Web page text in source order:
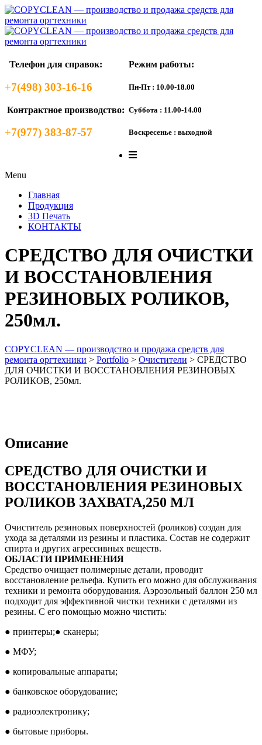
Телефон для справок:
+7(498) 303-16-16
Контрактное производство:
+7(977) 383-87-57
Режим работы:
Пн-Пт : 10.00-18.00
Суббота : 11.00-14.00
Воскресенье : выходной
Menu
Главная
Продукция
3D Печать
КОНТАКТЫ
СРЕДСТВО ДЛЯ ОЧИСТКИ
И ВОССТАНОВЛЕНИЯ
РЕЗИНОВЫХ РОЛИКОВ,
250мл.
COPYCLEAN — производство и продажа средств для
ремонта оргтехники > Portfolio > Очистители > СРЕДСТВО
ДЛЯ ОЧИСТКИ И ВОССТАНОВЛЕНИЯ РЕЗИНОВЫХ
РОЛИКОВ, 250мл.
Описание
СРЕДСТВО ДЛЯ ОЧИСТКИ И
ВОССТАНОВЛЕНИЯ РЕЗИНОВЫХ
РОЛИКОВ ЗАХВАТА,250 МЛ
Очиститель резиновых поверхностей (роликов) создан для
ухода за деталями из резины и пластика. Состав не содержит
спирта и других агрессивных веществ.
ОБЛАСТИ ПРИМЕНЕНИЯ
Средство очищает полимерные детали, проводит
восстановление рельефа. Купить его можно для обслуживания
техники и ремонта оборудования. Аэрозольный баллон 250 мл
подходит для эффективной чистки техники с деталями из
резины. С его помощью можно чистить:
● принтеры;● сканеры;
● МФУ;
● копировальные аппараты;
● банковское оборудование;
● радиоэлектронику;
● бытовые приборы.